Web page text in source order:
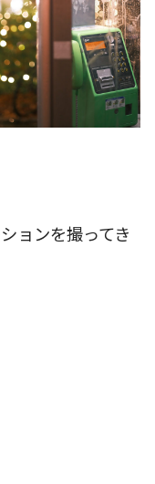
ョンを撮ってき